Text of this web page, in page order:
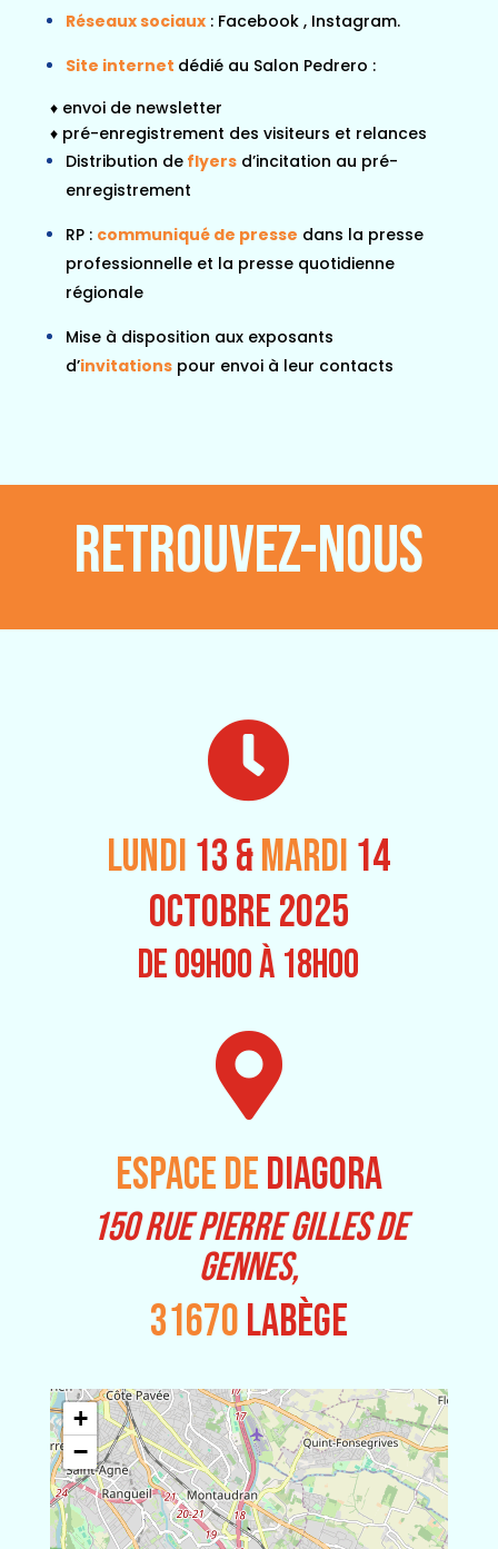
Réseaux sociaux: Facebook , Instagram.
Site internet dédié au Salon Pedrero :
♦ envoi de newsletter
♦ pré-enregistrement des visiteurs et relances
Distribution deflyersd’incitation au pré-
enregistrement
RP : communiqué de presse dans la presse
professionnelle et la presse quotidienne
régionale
Mise à disposition aux exposants
d’invitationspour envoi à leur contacts
RETROUVEZ-NOUS

LUNDI 13 &MARDI 14
OCTOBRE 2025
DE 09h00 À 18h00

ESPACE DEDIAGORA
150 RUE PIERRE GILLES DE
GENNES,
31670LABÈGE
+
−